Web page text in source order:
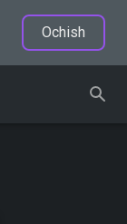
Ochish